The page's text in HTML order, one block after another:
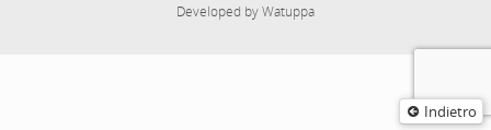
Indietro
Developed by Watuppa